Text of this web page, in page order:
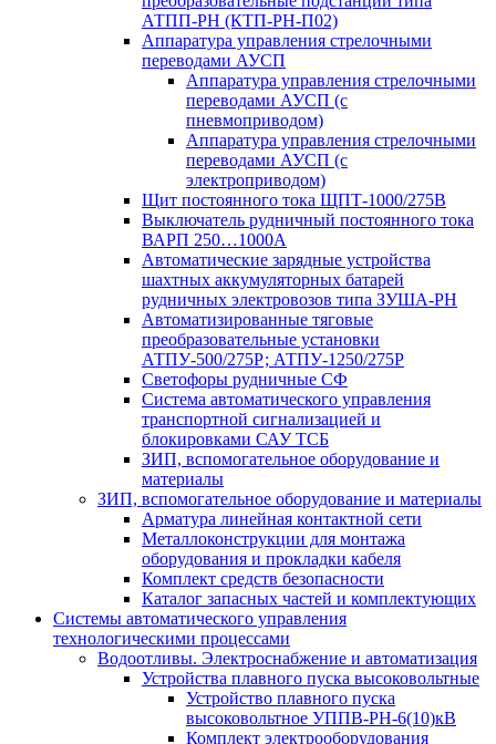
АТПП-РН (КТП-РН-П02)
Аппаратура управления стрелочными
переводами АУСП
Аппаратура управления стрелочными
переводами АУСП (с
пневмоприводом)
Аппаратура управления стрелочными
переводами АУСП (с
электроприводом)
Щит постоянного тока ЩПТ-1000/275В
Выключатель рудничный постоянного тока
ВАРП 250…1000А
Автоматические зарядные устройства
шахтных аккумуляторных батарей
рудничных электровозов типа ЗУША-РН
Автоматизированные тяговые
преобразовательные установки
АТПУ-500/275Р; АТПУ-1250/275Р
Светофоры рудничные СФ
Система автоматического управления
транспортной сигнализацией и
блокировками САУ ТСБ
ЗИП, вспомогательное оборудование и
материалы
ЗИП, вспомогательное оборудование и материалы
Арматура линейная контактной сети
Металлоконструкции для монтажа
оборудования и прокладки кабеля
Комплект средств безопасности
Каталог запасных частей и комплектующих
Системы автоматического управления
технологическими процессами
Водоотливы. Электроснабжение и автоматизация
Устройства плавного пуска высоковольтные
Устройство плавного пуска
высоковольтное УППВ-РН-6(10)кВ
Комплект электрооборудования